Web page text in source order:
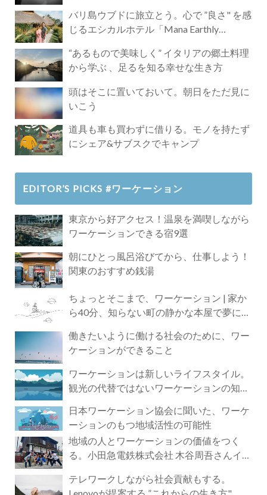
バリ島ウブドに旅立とう。心で ”良さ" を感
じるエシカルホテル「Mana Earthly
“あるもので美味しく” イタリアの郷土料理
から学ぶ 、足るを知る幸せな生き方
頭はそこに置いておいて。朝日をただ見に
いこう
道具も車も買わずに借りる。モノを持たず
にシェア&サブスクでキャンプ
EDITOR’S PICKS #ワーケーション
東京から好アクセス！温泉を満喫しながら
ワーケーションできる宿9選
朝にひとっ風呂浴びてから、仕事しよう！
関東のおすすめ銭湯
ちょっとそこまで、ワーケーション | 家か
ら40分、知らない町の静かな本屋で夢に近
働きたいように働ける社会のために、ワー
ケーションができること
ワーケーションは新しいライフスタイル。
観光の代替ではないワーケーションの知ら
日本ワーケーション協会に聞いた、ワーケ
ーションのもつ地域活性の可能性
地域の人とワーケーションの価値をつく
る。小田急電鉄株式会社 木谷周吾さんイン
テレワークしながら社会貢献もする。